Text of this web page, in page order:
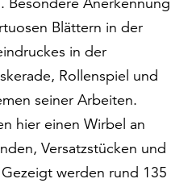
Blättern in der
in der
Rollenspiel und
seiner Arbeiten.
hier einen Wirbel an
Versatzstücken und
werden rund 135